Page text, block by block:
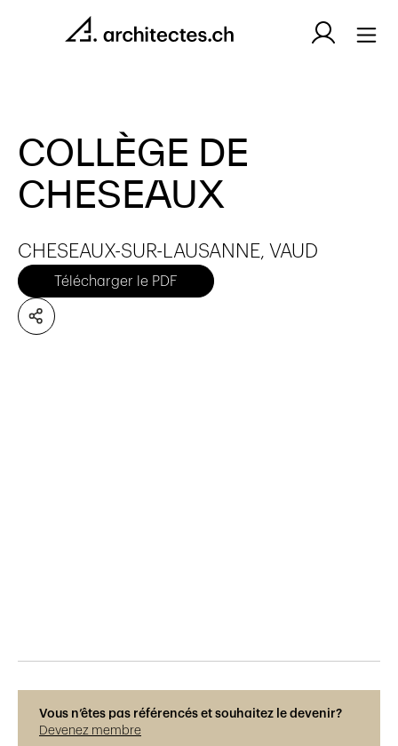
COLLÈGE DE
CHESEAUX
CHESEAUX-SUR-LAUSANNE, VAUD
Télécharger le PDF
Vous n’êtes pas référencés et souhaitez le devenir?
Devenez membre